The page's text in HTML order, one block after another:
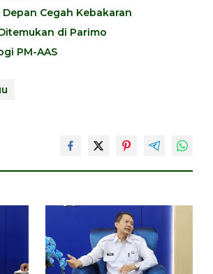
Cegah Kebakaran
di Parimo
PM-AAS